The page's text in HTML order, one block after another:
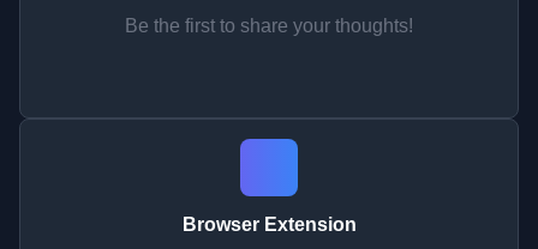
Be the first to share your thoughts!
Browser Extension